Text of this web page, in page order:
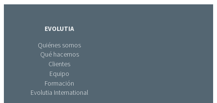
EVOLUTIA
Quiénes somos
Qué hacemos
Clientes
Equipo
Formación
Evolutia International